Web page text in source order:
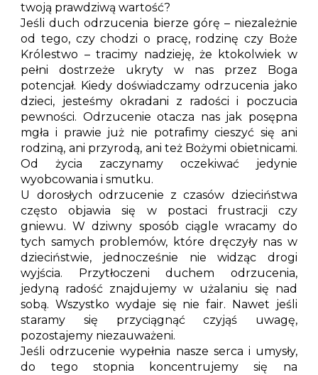
twoją prawdziwą wartość?
Jeśli duch odrzucenia bierze górę – niezależnie
od tego, czy chodzi o pracę, rodzinę czy Boże
Królestwo – tracimy nadzieję, że ktokolwiek w
pełni dostrzeże ukryty w nas przez Boga
potencjał. Kiedy doświadczamy odrzucenia jako
dzieci, jesteśmy okradani z radości i poczucia
pewności. Odrzucenie otacza nas jak posępna
mgła i prawie już nie potrafimy cieszyć się ani
rodziną, ani przyrodą, ani też Bożymi obietnicami.
Od życia zaczynamy oczekiwać jedynie
wyobcowania i smutku.
U dorosłych odrzucenie z czasów dzieciństwa
często objawia się w postaci frustracji czy
gniewu. W dziwny sposób ciągle wracamy do
tych samych problemów, które dręczyły nas w
dzieciństwie, jednocześnie nie widząc drogi
wyjścia. Przytłoczeni duchem odrzucenia,
jedyną radość znajdujemy w użalaniu się nad
sobą. Wszystko wydaje się nie fair. Nawet jeśli
staramy się przyciągnąć czyjąś uwagę,
pozostajemy niezauważeni.
Jeśli odrzucenie wypełnia nasze serca i umysły,
do tego stopnia koncentrujemy się na